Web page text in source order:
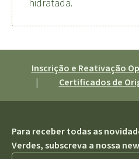
hidratada.
Inscrição e Reativação
|
Certificados de
Para receber todas as
Verdes, subscreva a nossa